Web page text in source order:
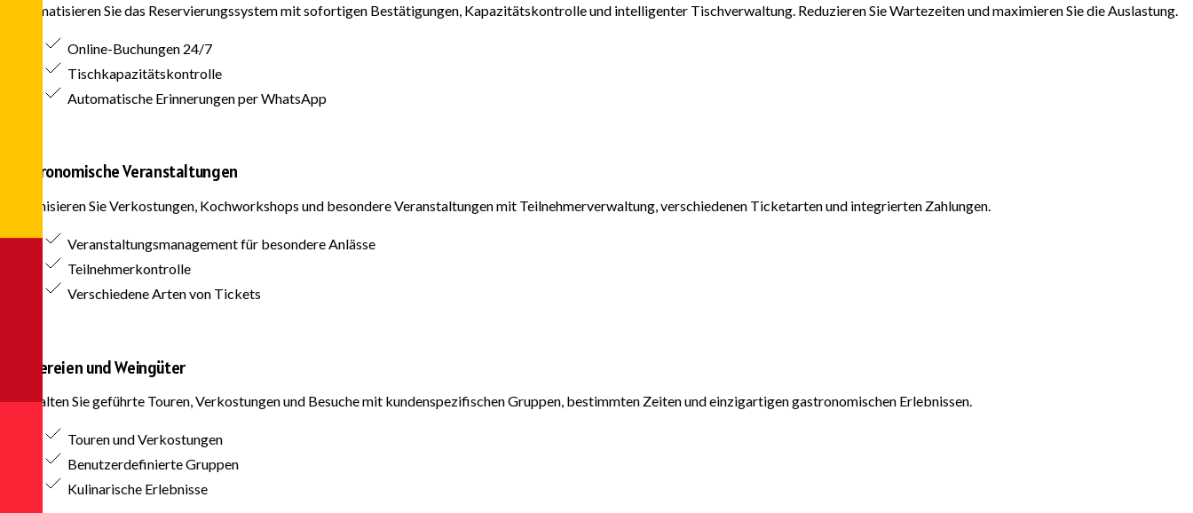
Automatisieren Sie das Reservierungssystem mit sofortigen Bestätigungen, Kapazitätskontrolle und intelligenter Tischverwaltung. Reduzieren Sie Wartezeiten und maximieren Sie die Auslastung.
Online-Buchungen 24/7
Tischkapazitätskontrolle
Automatische Erinnerungen per WhatsApp
Gastronomische Veranstaltungen
Organisieren Sie Verkostungen, Kochworkshops und besondere Veranstaltungen mit Teilnehmerverwaltung, verschiedenen Ticketarten und integrierten Zahlungen.
Veranstaltungsmanagement für besondere Anlässe
Teilnehmerkontrolle
Verschiedene Arten von Tickets
Brauereien und Weingüter
Verwalten Sie geführte Touren, Verkostungen und Besuche mit kundenspezifischen Gruppen, bestimmten Zeiten und einzigartigen gastronomischen Erlebnissen.
Touren und Verkostungen
Benutzerdefinierte Gruppen
Kulinarische Erlebnisse